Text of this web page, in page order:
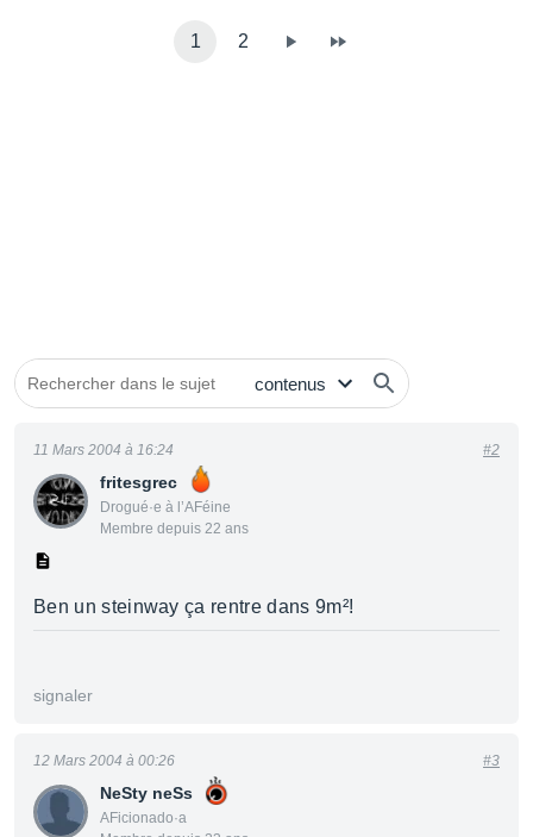
1 2
fritesgrec
Drogué·e à l’AFéine
Membre depuis 22 ans
11 Mars 2004 à 16:24 #2
Ben un steinway ça rentre dans 9m²!
signaler
NeSty neSs
AFicionado·a
12 Mars 2004 à 00:26 #3